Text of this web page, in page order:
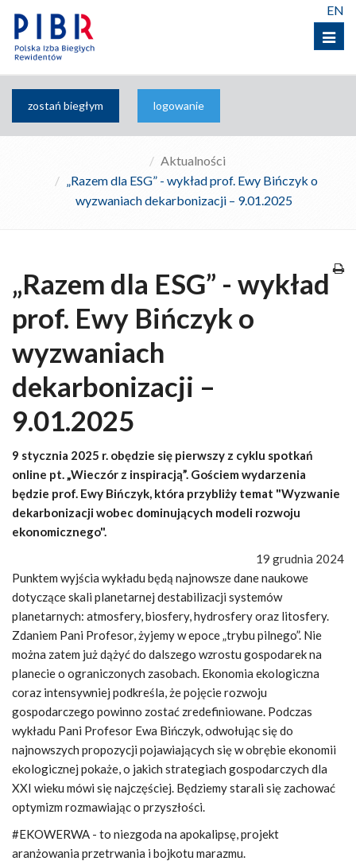
Menu
EN
zostań biegłym logowanie
Aktualności
„Razem dla ESG” - wykład prof. Ewy Bińczyk o
wyzwaniach dekarbonizacji – 9.01.2025
„Razem dla ESG” - wykład
prof. Ewy Bińczyk o
wyzwaniach
dekarbonizacji –
9.01.2025
9 stycznia 2025 r. obędzie się pierwszy z cyklu spotkań
online pt. „Wieczór z inspiracją”. Gościem wydarzenia
będzie prof. Ewy Bińczyk, która przybliży temat "Wyzwanie
dekarbonizacji wobec dominujących modeli rozwoju
ekonomicznego".
19 grudnia 2024
Punktem wyjścia wykładu będą najnowsze dane naukowe
dotyczące skali planetarnej destabilizacji systemów
planetarnych: atmosfery, biosfery, hydrosfery oraz litosfery.
Zdaniem Pani Profesor, żyjemy w epoce „trybu pilnego”. Nie
można zatem już dążyć do dalszego wzrostu gospodarek na
planecie o ograniczonych zasobach. Ekonomia ekologiczna
coraz intensywniej podkreśla, że pojęcie rozwoju
gospodarczego powinno zostać zredefiniowane. Podczas
wykładu Pani Profesor Ewa Bińczyk, odwołując się do
najnowszych propozycji pojawiających się w obrębie ekonomii
ekologicznej pokaże, o jakich strategiach gospodarczych dla
XXI wieku mówi się najczęściej. Będziemy starali się zachować
optymizm rozmawiając o przyszłości.
#EKOWERWA - to niezgoda na apokalipsę, projekt
aranżowania przetrwania i bojkotu marazmu.